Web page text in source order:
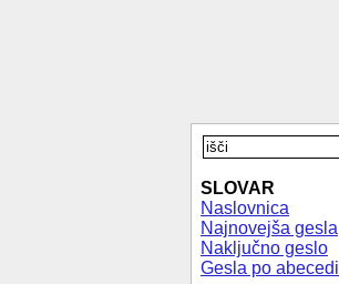
SLOVAR
Naslovnica
Najnovejša gesla
Naključno geslo
Gesla po abecedi